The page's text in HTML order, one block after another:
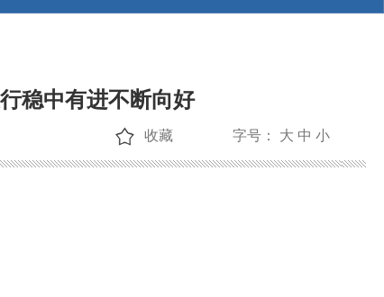
稳中有进不断向好
字号： 大 中 小
收藏